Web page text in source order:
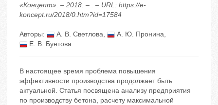
«Концепт». – 2018. – . – URL: https://e-
koncept.ru/2018/0.htm?id=17584
Авторы: А. В. Светлова, А. Ю. Пронина,
Е. В. Бунтова
В настоящее время проблема повышения
эффективности производства продолжает быть
актуальной. Статья посвящена анализу предприятия
по производству бетона, расчету максимальной